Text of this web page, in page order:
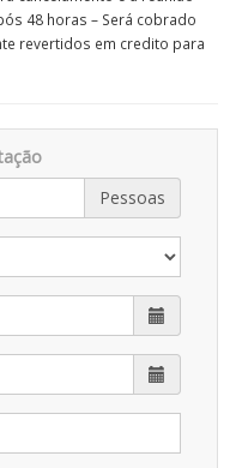
48 horas – Será cobrado
revertidos em credito para
Pessoas